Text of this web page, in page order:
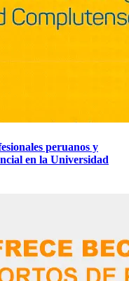
peruanos y
en la Universidad